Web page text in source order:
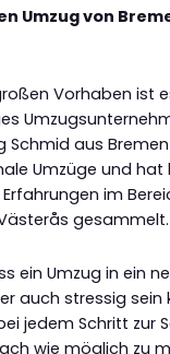
Umzug von
Vorhaben ist
Schmid aus
Umzüge und hat
im
gesammelt.
ein Umzug in ein
auch stressig sein
jedem Schritt zur
wie möglich zu